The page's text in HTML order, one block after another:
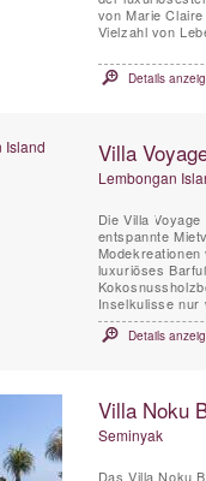
von Marie
Vielzahl von
Details
Villa
Lembongan
Die Villa
entspannte
luxuriöses
Inselkulisse nur
Details
Villa Noku
Seminyak
Das Villa Noku